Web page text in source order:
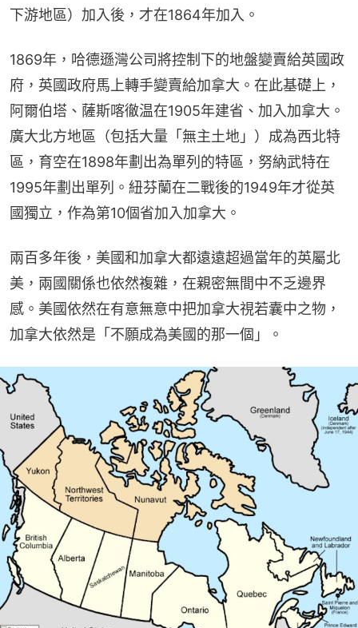
下游地區）加入後，才在1864年加入。
1869年，哈德遜灣公司將控制下的地盤變賣給英國政
府，英國政府馬上轉手變賣給加拿大。在此基礎上，
阿爾伯塔、薩斯喀徹温在1905年建省、加入加拿大。
廣大北方地區（包括大量「無主土地」）成為西北特
區，育空在1898年劃出為單列的特區，努納武特在
1995年劃出單列。紐芬蘭在二戰後的1949年才從英
國獨立，作為第10個省加入加拿大。
兩百多年後，美國和加拿大都遠遠超過當年的英屬北
美，兩國關係也依然複雜，在親密無間中不乏邊界
感。美國依然在有意無意中把加拿大視若囊中之物，
加拿大依然是「不願成為美國的那一個」。